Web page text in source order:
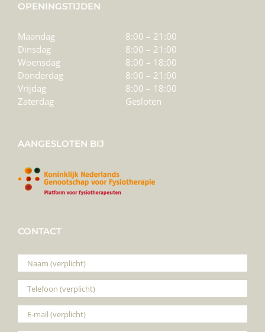
OPENINGSTIJDEN
Maandag
8:00 – 21:00
Dinsdag
8:00 – 21:00
Woensdag
8:00 – 18:00
Donderdag
8:00 – 21:00
Vrijdag
8:00 – 18:00
Zaterdag
Gesloten
AANGESLOTEN BIJ
CONTACT